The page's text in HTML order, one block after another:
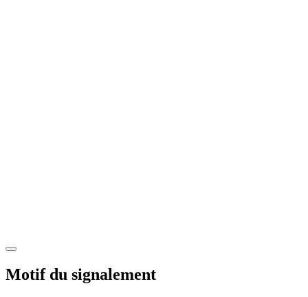
Motif du signalement